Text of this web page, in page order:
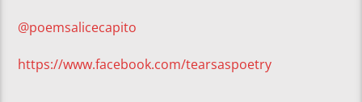
@poemsalicecapito
https://www.facebook.com/tearsaspoetry